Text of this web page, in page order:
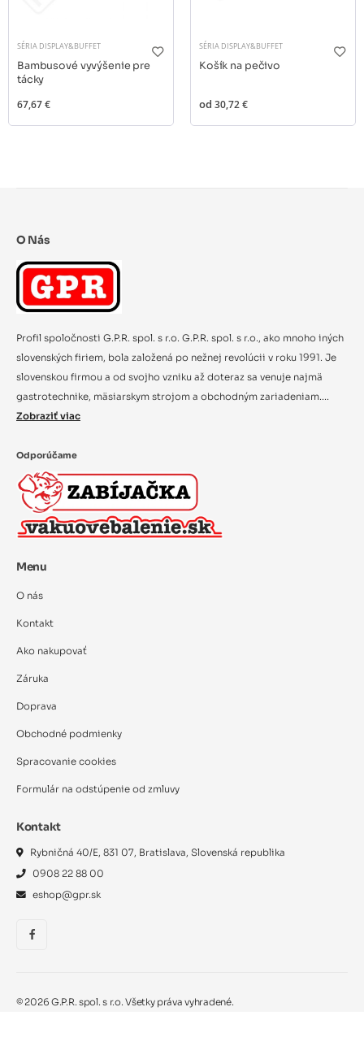
SÉRIA DISPLAY&BUFFET
Bambusové vyvýšenie pre
tácky
67,67 €
SÉRIA DISPLAY&BUFFET
Košík na pečivo
od 30,72 €
O Nás
Profil spoločnosti G.P.R. spol. s r.o. G.P.R. spol. s r.o., ako mnoho iných
slovenských firiem, bola založená po nežnej revolúcii v roku 1991. Je
slovenskou firmou a od svojho vzniku až doteraz sa venuje najmä
gastrotechnike, mäsiarskym strojom a obchodným zariadeniam....
Zobraziť viac
Odporúčame
Menu
O nás
Kontakt
Ako nakupovať
Záruka
Doprava
Obchodné podmienky
Spracovanie cookies
Formulár na odstúpenie od zmluvy
Kontakt
Rybničná 40/E, 831 07, Bratislava, Slovenská republika
0908 22 88 00
eshop@gpr.sk
© 2026 G.P.R. spol. s r.o. Všetky práva vyhradené.